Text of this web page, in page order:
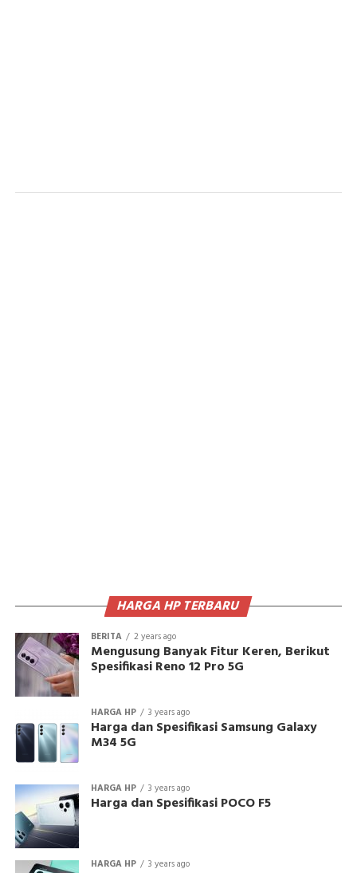
HARGA HP TERBARU
BERITA 2 years ago
Mengusung Banyak Fitur Keren, Berikut
Spesifikasi Reno 12 Pro 5G
HARGA HP 3 years ago
Harga dan Spesifikasi Samsung Galaxy
M34 5G
HARGA HP 3 years ago
Harga dan Spesifikasi POCO F5
HARGA HP 3 years ago